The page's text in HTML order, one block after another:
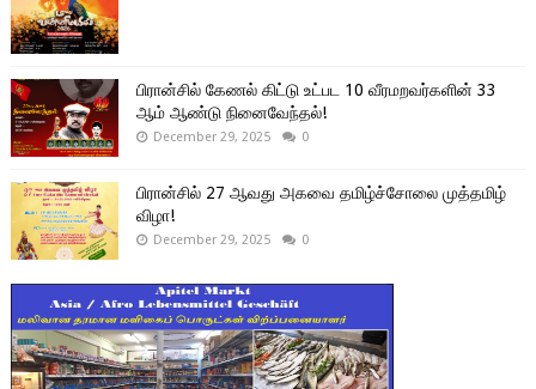
பிரான்சில் கேணல் கிட்டு உட்பட 10 வீரமறவர்களின் 33
ஆம் ஆண்டு நினைவேந்தல்!
December 29, 2025 0
பிரான்சில் 27 ஆவது அகவை தமிழ்ச்சோலை முத்தமிழ்
விழா!
December 29, 2025 0